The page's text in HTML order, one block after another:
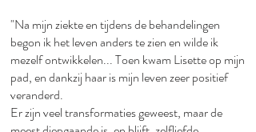
"Na mijn ziekte en tijdens de behandelingen
begon ik het leven anders te zien en wilde ik
mezelf ontwikkelen... Toen kwam Lisette op mijn
pad, en dankzij haar is mijn leven zeer positief
veranderd.​
Er zijn veel transformaties geweest, maar de